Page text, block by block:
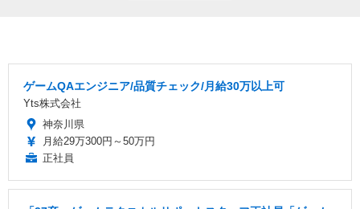
ゲームQAエンジニア/品質チェック/月給30万以上可
Yts株式会社
神奈川県
月給29万300円～50万円
正社員